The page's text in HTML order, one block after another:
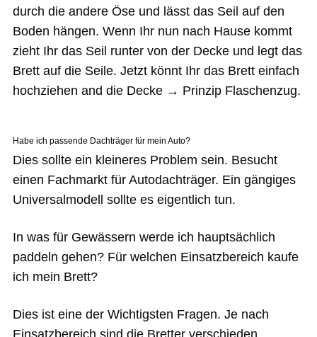
durch die andere Öse und lässt das Seil auf den
Boden hängen. Wenn Ihr nun nach Hause kommt
zieht Ihr das Seil runter von der Decke und legt das
Brett auf die Seile. Jetzt könnt Ihr das Brett einfach
hochziehen and die Decke → Prinzip Flaschenzug.
Habe ich passende Dachträger für mein Auto?
Dies sollte ein kleineres Problem sein. Besucht
einen Fachmarkt für Autodachträger. Ein gängiges
Universalmodell sollte es eigentlich tun.
In was für Gewässern werde ich hauptsächlich
paddeln gehen? Für welchen Einsatzbereich kaufe
ich mein Brett?
Dies ist eine der Wichtigsten Fragen. Je nach